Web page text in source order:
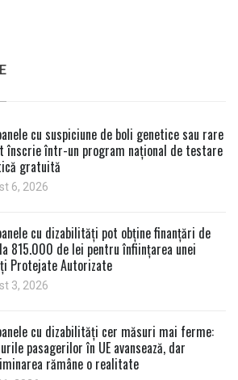
cu suspiciune de boli genetice sau rare
înscrie într-un program național de testare
gratuită
6, 2026
cu dizabilități pot obține finanțări de
815.000 de lei pentru înființarea unei
Protejate Autorizate
3, 2026
cu dizabilități cer măsuri mai ferme:
pasagerilor în UE avansează, dar
rămâne o realitate